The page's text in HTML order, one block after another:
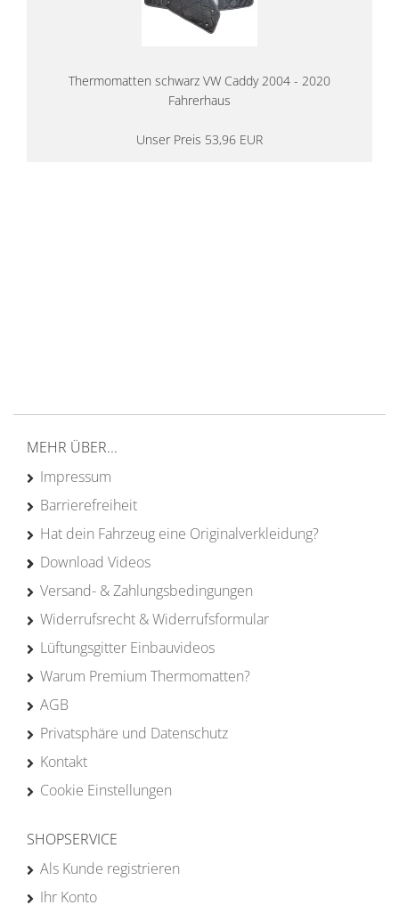
Thermomatten schwarz VW Caddy 2004 - 2020
Fahrerhaus
Unser Preis 53,96 EUR
MEHR ÜBER...
Impressum
Barrierefreiheit
Hat dein Fahrzeug eine Originalverkleidung?
Download Videos
Versand- & Zahlungsbedingungen
Widerrufsrecht & Widerrufsformular
Lüftungsgitter Einbauvideos
Warum Premium Thermomatten?
AGB
Privatsphäre und Datenschutz
Kontakt
Cookie Einstellungen
SHOPSERVICE
Als Kunde registrieren
Ihr Konto